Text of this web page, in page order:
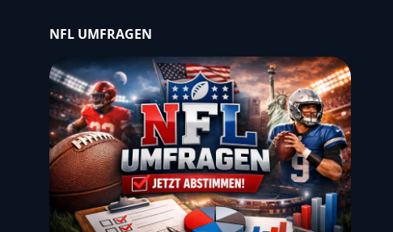
NFL UMFRAGEN